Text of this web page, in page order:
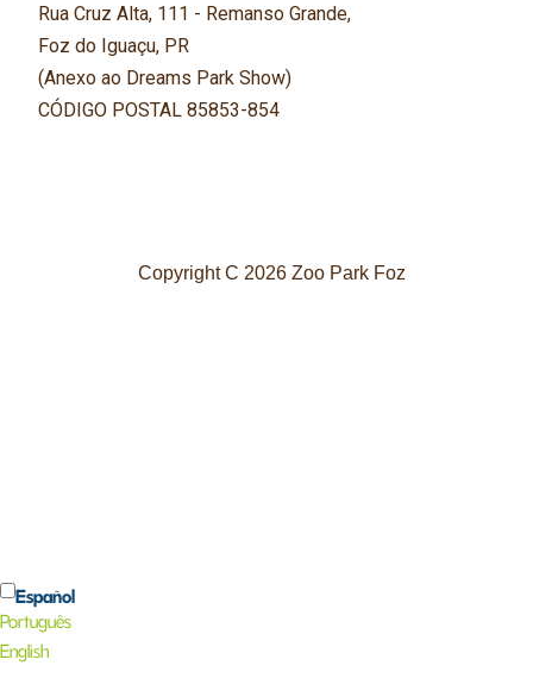
Rua Cruz Alta, 111 - Remanso Grande,
Foz do Iguaçu, PR
(Anexo ao Dreams Park Show)
CÓDIGO POSTAL 85853-854
Copyright C 2026 Zoo Park Foz
Español
Português
English